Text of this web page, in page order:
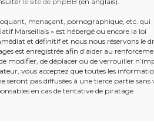
menaçant, pornographique, etc. qui
Marseillais » est hébergé ou encore la loi
et définitif et nous nous réservons le
est enregistrée afin d’aider au
modifier, de déplacer ou de verrouiller
vous acceptez que toutes les
seront pas diffusées à une tierce partie sans
en cas de tentative de piratage